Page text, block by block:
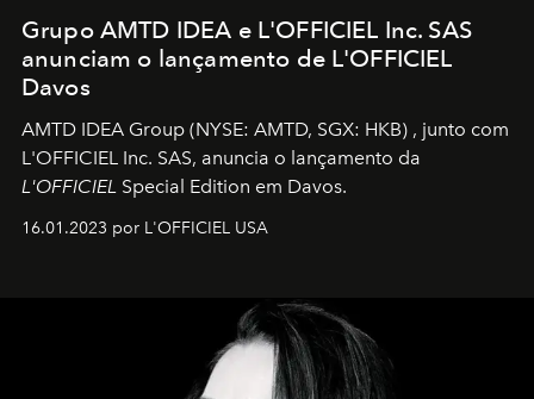
Grupo AMTD IDEA e L'OFFICIEL Inc. SAS
anunciam o lançamento de L'OFFICIEL
Davos
AMTD IDEA Group (NYSE: AMTD, SGX: HKB) , junto com
L'OFFICIEL Inc. SAS, anuncia o lançamento da
L'OFFICIEL Special Edition em Davos.
16.01.2023 por L'OFFICIEL USA